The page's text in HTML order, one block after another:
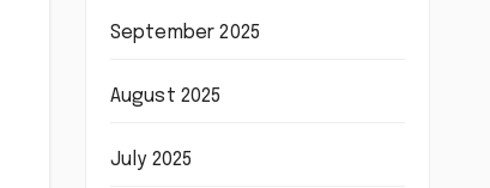
September 2025
August 2025
July 2025